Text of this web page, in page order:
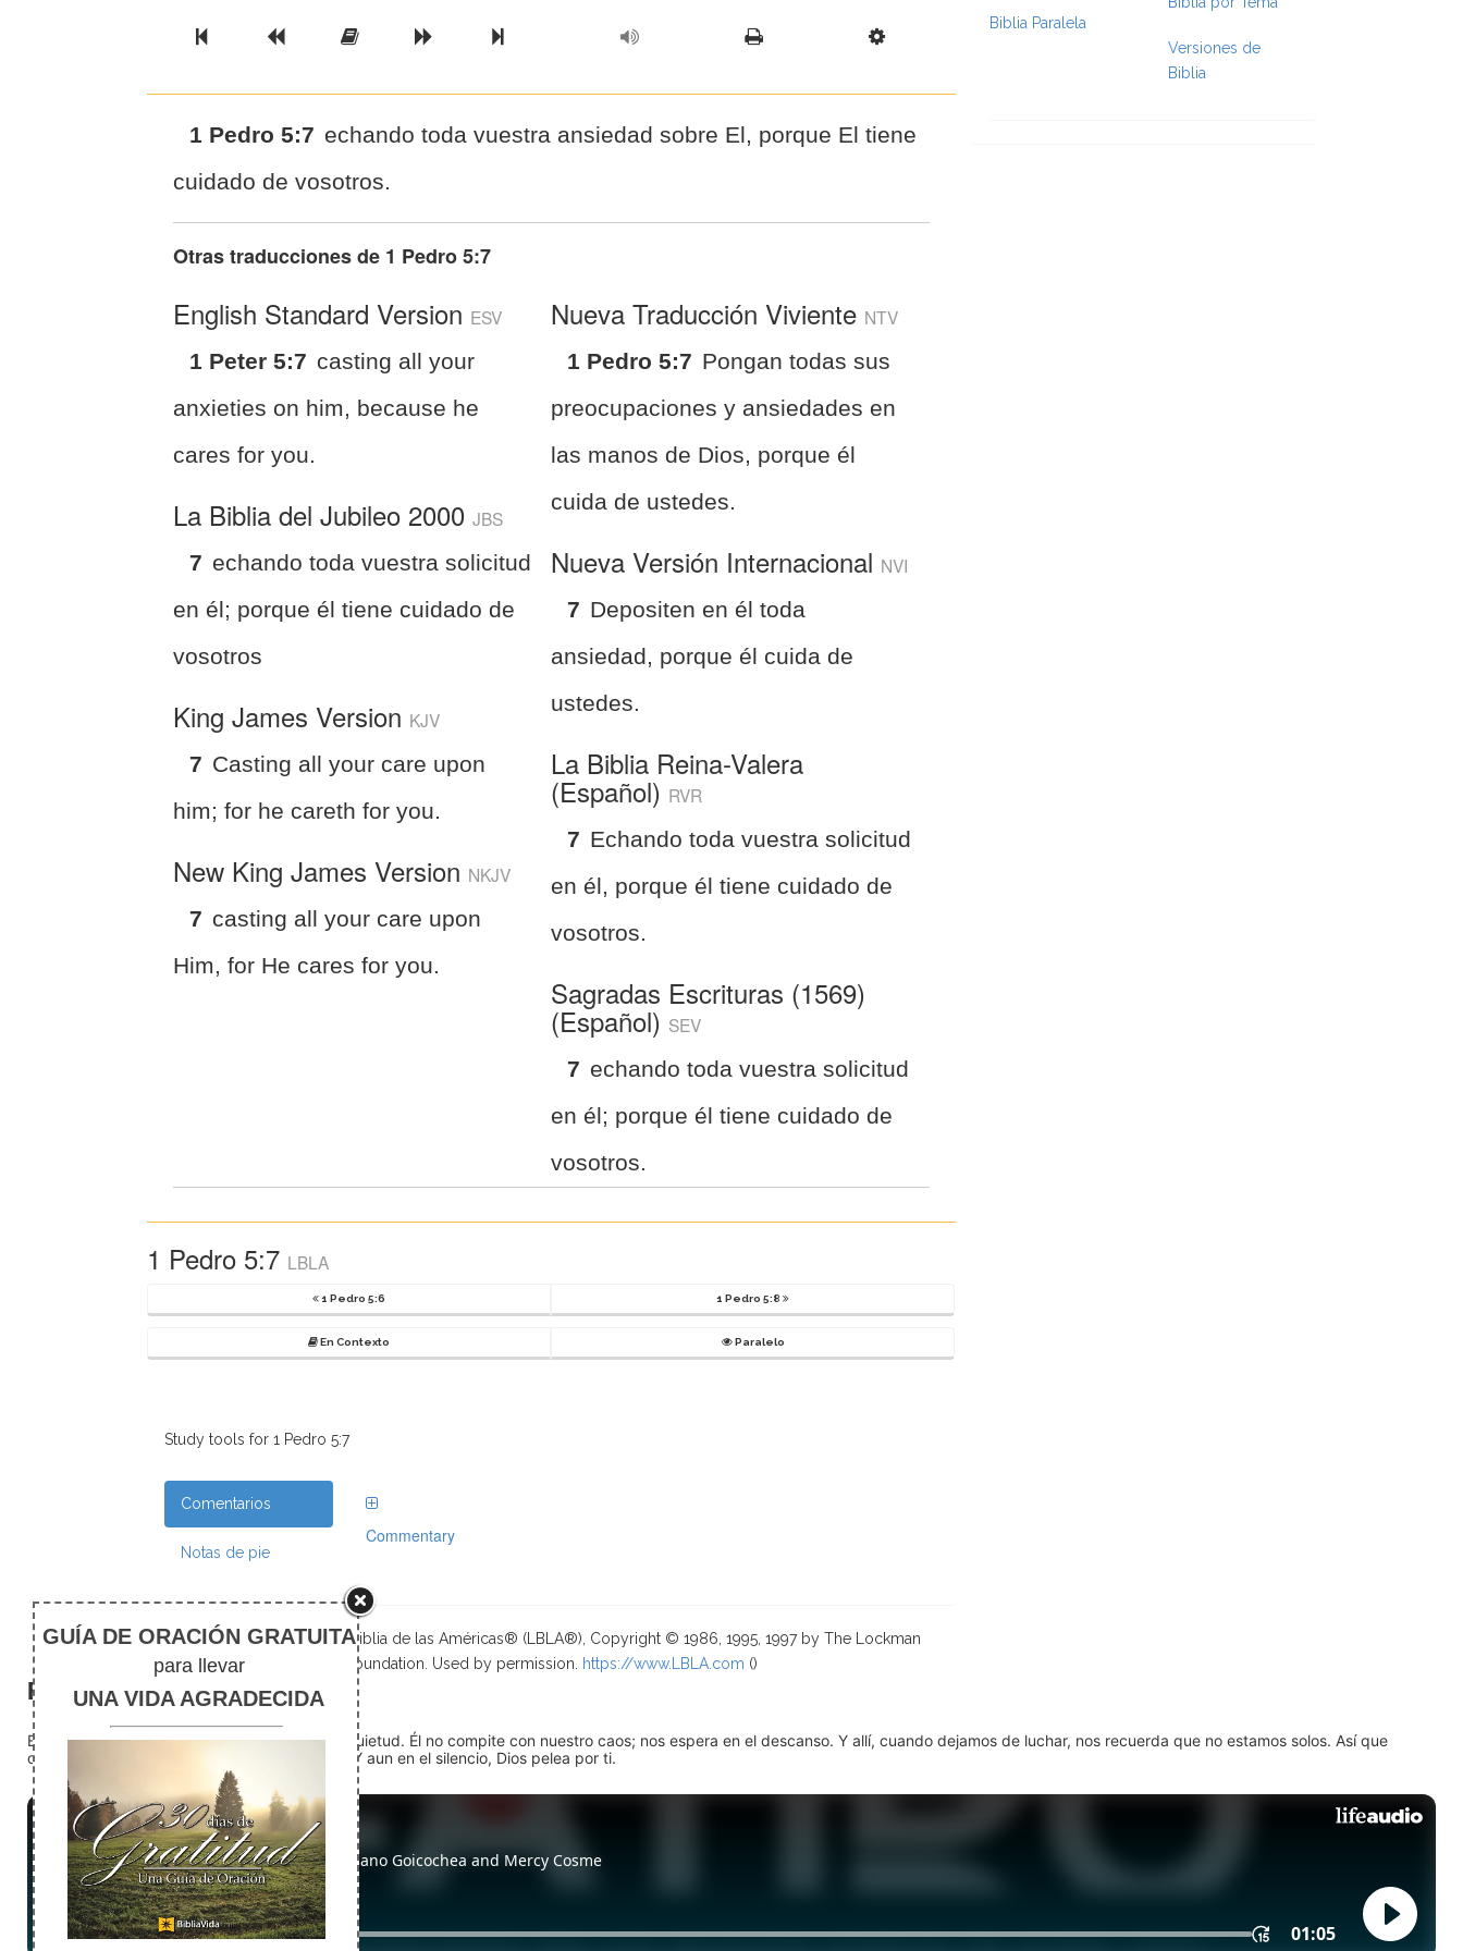
Previous BookPrevious Chapter
Read the Full Chapter
Next Chapter
Next Book Scripture Formatting
1 Pedro 5:7 echando toda vuestra ansiedad sobre El, porque El tiene
cuidado de vosotros.
Otras traducciones de 1 Pedro 5:7
English Standard Version ESV
1 Peter 5:7 casting all your
anxieties on him, because he
cares for you.
La Biblia del Jubileo 2000JBS
7 echando toda vuestra solicitud
en él; porque él tiene cuidado de
vosotros
King James Version KJV
7 Casting all your care upon
him; for he careth for you.
New King James Version NKJV
7 casting all your care upon
Him, for He cares for you.
Nueva Traducción Viviente NTV
1 Pedro 5:7 Pongan todas sus
preocupaciones y ansiedades en
las manos de Dios, porque él
cuida de ustedes.
Nueva Versión Internacional NVI
7 Depositen en él toda
ansiedad, porque él cuida de
ustedes.
La Biblia Reina-Valera
(Español) RVR
7 Echando toda vuestra solicitud
en él, porque él tiene cuidado de
vosotros.
Sagradas Escrituras (1569)
(Español) SEV
7 echando toda vuestra solicitud
en él; porque él tiene cuidado de
vosotros.
1 Pedro 5:7 LBLA
1 Pedro 5:6 1 Pedro 5:8
En Contexto Paralelo
Study tools for 1 Pedro 5:7
Comentarios
Notas de pie
Commentary
Scripture taken from La Biblia de las Américas® (LBLA®), Copyright © 1986, 1995, 1997 by The Lockman
Foundation. Used by permission.
https://www.LBLA.com ()
Biblia Paralela
Versiones de
Biblia
El silencio
En medio del ruido, Dios nos encuentra en la quietud. Él no compite con nuestro caos; nos espera en el descanso. Y allí, cuando dejamos de luchar, nos recuerda que no estamos solos. Así que
detente (quédate quieto) Dios está presente. Y aun en el silencio, Dios pelea por ti.